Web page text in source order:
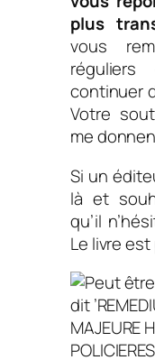
plus
vous
continuer
Votre
me
Si un
là et
qu’il
Le livre est